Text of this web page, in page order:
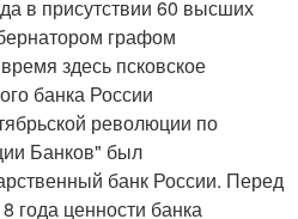
в присутствии 60 высших
графом
здесь псковское
банка России
революции по
Банков" был
банк России. Перед
года ценности банка